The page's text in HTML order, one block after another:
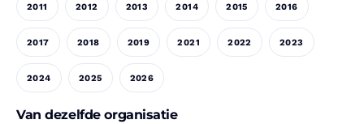
2011 2012 2013 2014 2015 2016
2017 2018 2019 2021 2022 2023
2024 2025 2026
Van dezelfde organisatie